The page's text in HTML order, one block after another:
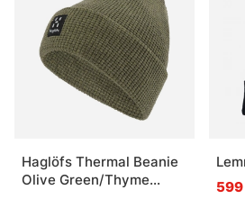
Haglöfs Thermal Beanie
Olive Green/Thyme